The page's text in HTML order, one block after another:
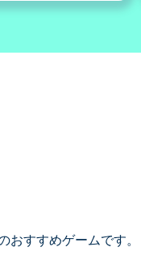
おすすめゲームです。